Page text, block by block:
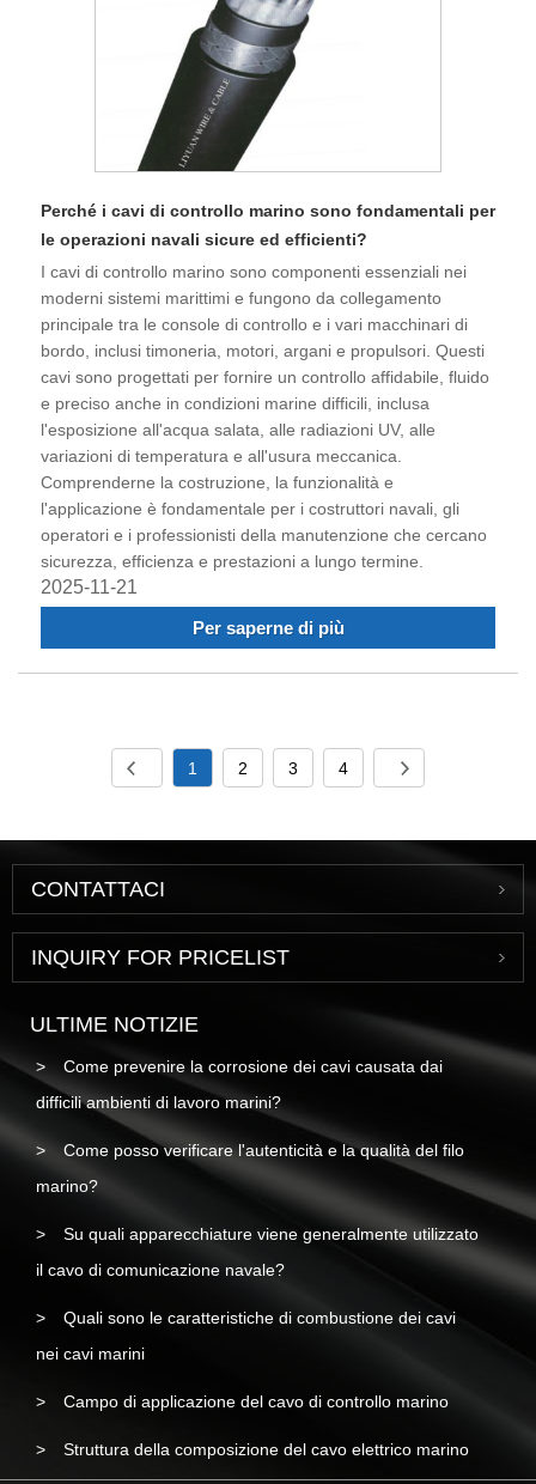
Perché i cavi di controllo marino sono fondamentali per
le operazioni navali sicure ed efficienti?
I cavi di controllo marino sono componenti essenziali nei
moderni sistemi marittimi e fungono da collegamento
principale tra le console di controllo e i vari macchinari di
bordo, inclusi timoneria, motori, argani e propulsori. Questi
cavi sono progettati per fornire un controllo affidabile, fluido
e preciso anche in condizioni marine difficili, inclusa
l'esposizione all'acqua salata, alle radiazioni UV, alle
variazioni di temperatura e all'usura meccanica.
Comprenderne la costruzione, la funzionalità e
l'applicazione è fondamentale per i costruttori navali, gli
operatori e i professionisti della manutenzione che cercano
sicurezza, efficienza e prestazioni a lungo termine.
2025-11-21
Per saperne di più
1 2 3 4
CONTATTACI
INQUIRY FOR PRICELIST
ULTIME NOTIZIE
Come prevenire la corrosione dei cavi causata dai
difficili ambienti di lavoro marini?
Come posso verificare l'autenticità e la qualità del filo
marino?
Su quali apparecchiature viene generalmente utilizzato
il cavo di comunicazione navale?
Quali sono le caratteristiche di combustione dei cavi
nei cavi marini
Campo di applicazione del cavo di controllo marino
Struttura della composizione del cavo elettrico marino